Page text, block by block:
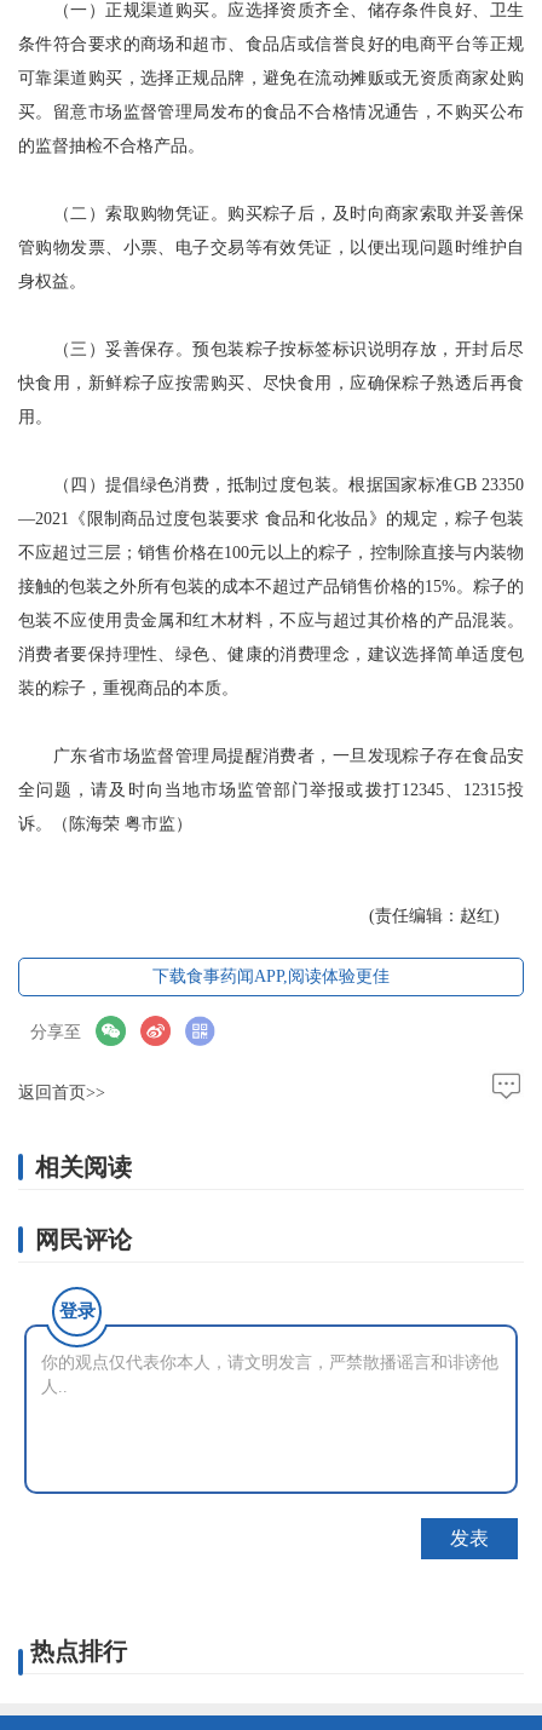
（一）正规渠道购买。应选择资质齐全、储存条件良好、卫生
条件符合要求的商场和超市、食品店或信誉良好的电商平台等正规
可靠渠道购买，选择正规品牌，避免在流动摊贩或无资质商家处购
买。留意市场监督管理局发布的食品不合格情况通告，不购买公布
的监督抽检不合格产品。
（二）索取购物凭证。购买粽子后，及时向商家索取并妥善保
管购物发票、小票、电子交易等有效凭证，以便出现问题时维护自
身权益。
（三）妥善保存。预包装粽子按标签标识说明存放，开封后尽
快食用，新鲜粽子应按需购买、尽快食用，应确保粽子熟透后再食
用。
（四）提倡绿色消费，抵制过度包装。根据国家标准GB 23350
—2021《限制商品过度包装要求 食品和化妆品》的规定，粽子包装
不应超过三层；销售价格在100元以上的粽子，控制除直接与内装物
接触的包装之外所有包装的成本不超过产品销售价格的15%。粽子的
包装不应使用贵金属和红木材料，不应与超过其价格的产品混装。
消费者要保持理性、绿色、健康的消费理念，建议选择简单适度包
装的粽子，重视商品的本质。
广东省市场监督管理局提醒消费者，一旦发现粽子存在食品安
全问题，请及时向当地市场监管部门举报或拨打12345、12315投
诉。（陈海荣 粤市监）
(责任编辑：赵红)
下载食事药闻APP,阅读体验更佳
分享至
返回首页>>
相关阅读
网民评论
登录
热点排行